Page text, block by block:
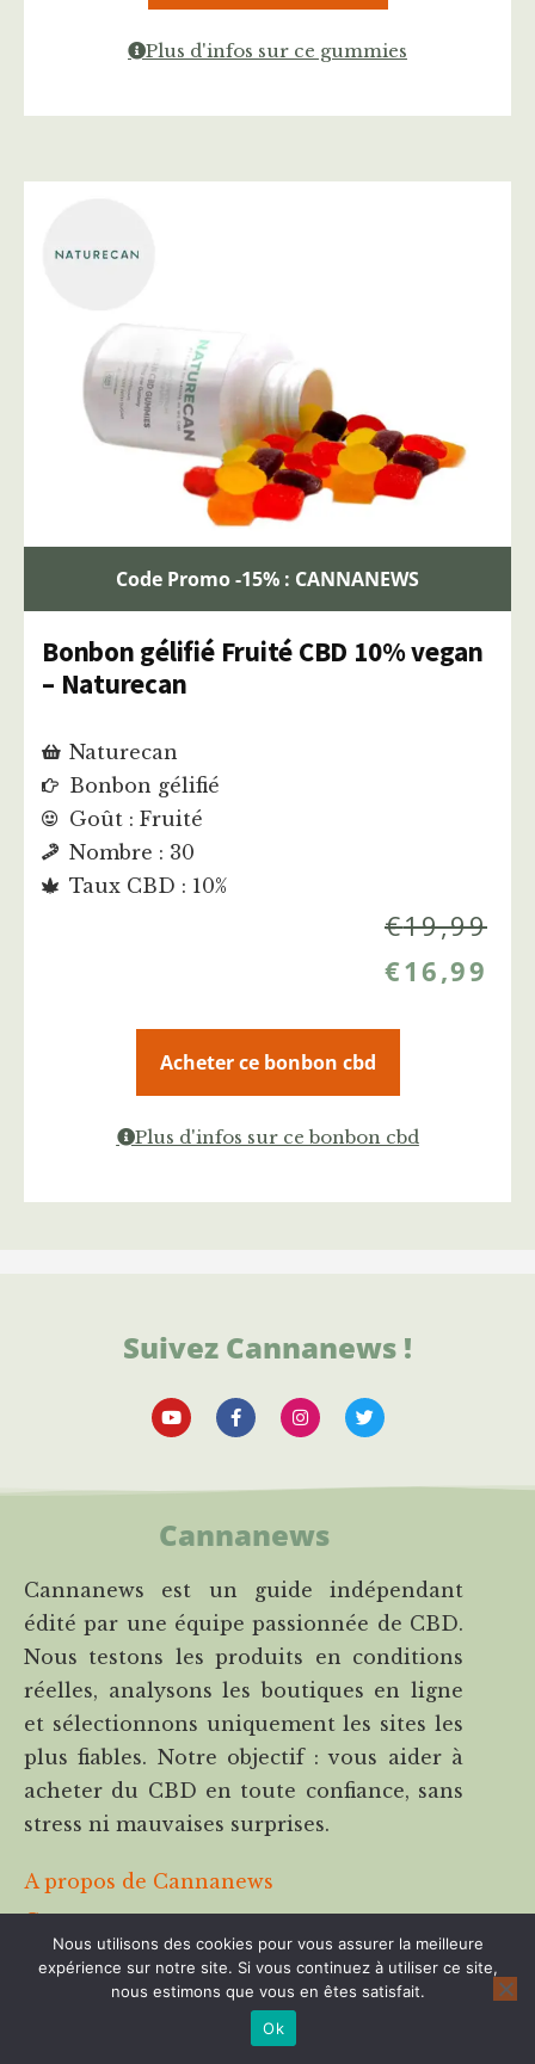
Plus d'infos sur ce gummies
Code Promo -15% : CANNANEWS
Bonbon gélifié Fruité CBD 10% vegan
– Naturecan
Naturecan
Bonbon gélifié
Goût : Fruité
Nombre : 30
Taux CBD : 10%
€19,99
€16,99
Acheter ce bonbon cbd
Plus d'infos sur ce bonbon cbd
Suivez Cannanews !
Cannanews
Cannanews est un guide indépendant
édité par une équipe passionnée de CBD.
Nous testons les produits en conditions
réelles, analysons les boutiques en ligne
et sélectionnons uniquement les sites les
plus fiables. Notre objectif : vous aider à
acheter du CBD en toute confiance, sans
stress ni mauvaises surprises.
A propos de Cannanews
Contactez-nous
Cannalight.it
Disclaimer & transparence
Nous utilisons des cookies pour vous assurer la meilleure
expérience sur notre site. Si vous continuez à utiliser ce site,
nous estimons que vous en êtes satisfait.
Ok